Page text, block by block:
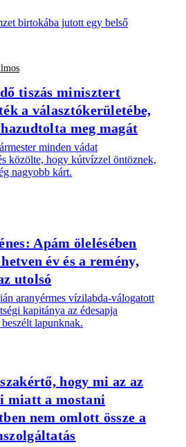
birtokába jutott egy belső
tiszás minisztert
a választókerületébe,
meg magát
minden vádat
közölte, hogy kútvízzel öntöznek,
nagyobb kárt.
Apám ölelésében
év és a remény,
utolsó
aranyérmes vízilabda-válogatott
kapitánya az édesapja
lapunknak.
hogy mi az az
miatt a mostani
nem omlott össze a